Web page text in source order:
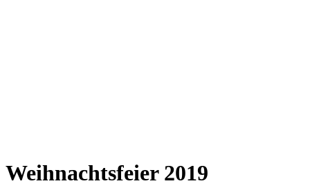
Weihnachtsfeier 2019